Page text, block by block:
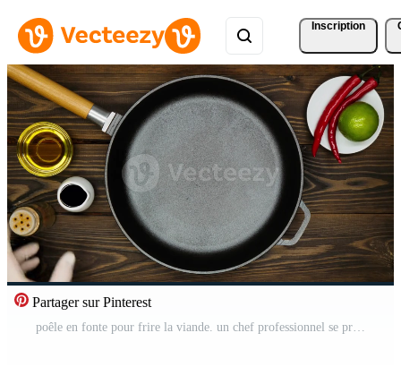
Inscription
Partager sur Pinterest
poêle en fonte pour frire la viande. un chef professionnel se prépare à cuire de la viande dans une poêle. huile d'olive, poivrons, sauce, citron vert, herbes et épices pour la marinade de la viande. vue de dessus. copier l'espace pour le texte Vidéo Pro